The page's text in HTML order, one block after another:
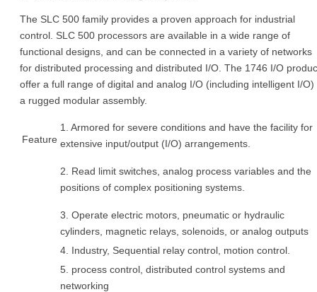
The SLC 500 family provides a proven approach for industrial
control. SLC 500 processors are available in a wide range of
functional designs, and can be connected in a variety of networks
for distributed processing and distributed I/O. The 1746 I/O
offer a full range of digital and analog I/O (including intelligent I/O)
a rugged modular assembly.
Feature
1. Armored for severe conditions and have the facility for
extensive input/output (I/O) arrangements.
2. Read limit switches, analog process variables and the
positions of complex positioning systems.
3. Operate electric motors, pneumatic or hydraulic
cylinders, magnetic relays, solenoids, or analog outputs
4. Industry, Sequential relay control, motion control.
5. process control, distributed control systems and
networking